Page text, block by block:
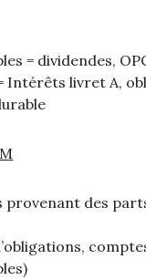
= dividendes,
Intérêts livret A,
provenant des